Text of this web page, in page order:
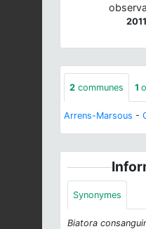
2011
2 communes 1
Arrens-Marsous -
Synonymes
Biatora